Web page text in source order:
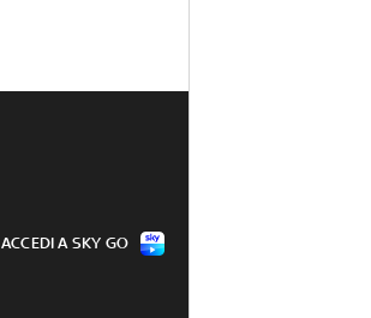
ACCEDI A SKY GO